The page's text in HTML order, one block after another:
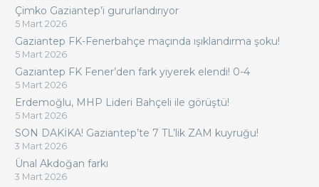
Çimko Gaziantep’i gururlandırıyor
5 Mart 2026
Gaziantep FK-Fenerbahçe maçında ışıklandırma şoku!
5 Mart 2026
Gaziantep FK Fener’den fark yiyerek elendi! 0-4
5 Mart 2026
Erdemoğlu, MHP Lideri Bahçeli ile görüştü!
5 Mart 2026
SON DAKİKA! Gaziantep’te 7 TL’lik ZAM kuyruğu!
3 Mart 2026
Ünal Akdoğan farkı
3 Mart 2026